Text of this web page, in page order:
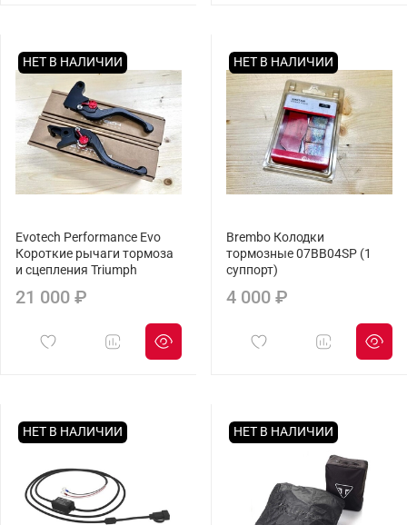
НЕТ В НАЛИЧИИ
Evotech Performance Evo
Короткие рычаги тормоза
и сцепления Triumph
21 000 ₽
НЕТ В НАЛИЧИИ
Brembo Колодки
тормозные 07BB04SP (1
суппорт)
4 000 ₽
НЕТ В НАЛИЧИИ НЕТ В НАЛИЧИИ